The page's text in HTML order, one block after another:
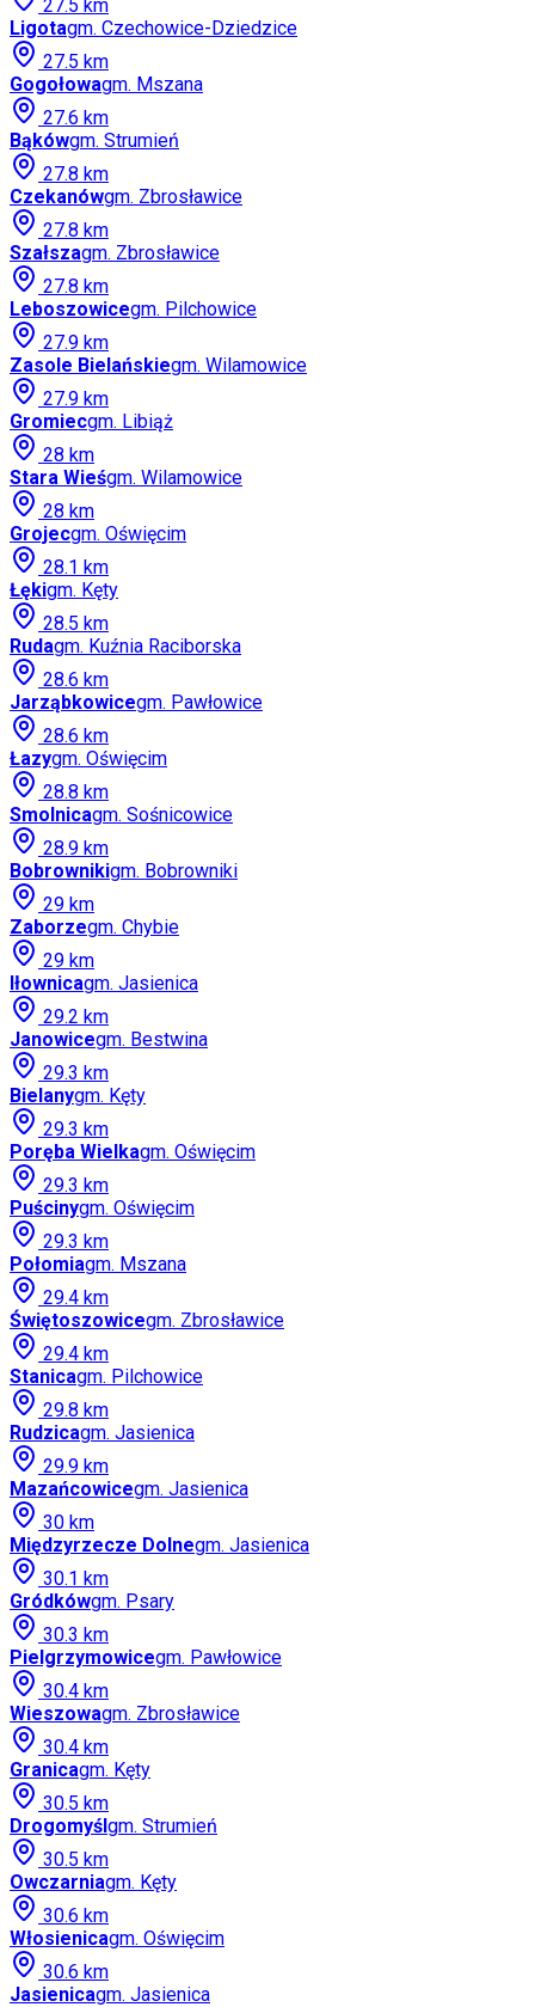
27.5 km
Ligotagm. Czechowice-Dziedzice
27.5 km
Gogołowagm. Mszana
27.6 km
Bąkówgm. Strumień
27.8 km
Czekanówgm. Zbrosławice
27.8 km
Szałszagm. Zbrosławice
27.8 km
Leboszowicegm. Pilchowice
27.9 km
Zasole Bielańskiegm. Wilamowice
27.9 km
Gromiecgm. Libiąż
28 km
Stara Wieśgm. Wilamowice
28 km
Grojecgm. Oświęcim
28.1 km
Łękigm. Kęty
28.5 km
Rudagm. Kuźnia Raciborska
28.6 km
Jarząbkowicegm. Pawłowice
28.6 km
Łazygm. Oświęcim
28.8 km
Smolnicagm. Sośnicowice
28.9 km
Bobrownikigm. Bobrowniki
29 km
Zaborzegm. Chybie
29 km
Iłownicagm. Jasienica
29.2 km
Janowicegm. Bestwina
29.3 km
Bielanygm. Kęty
29.3 km
Poręba Wielkagm. Oświęcim
29.3 km
Puścinygm. Oświęcim
29.3 km
Połomiagm. Mszana
29.4 km
Świętoszowicegm. Zbrosławice
29.4 km
Stanicagm. Pilchowice
29.8 km
Rudzicagm. Jasienica
29.9 km
Mazańcowicegm. Jasienica
30 km
Międzyrzecze Dolnegm. Jasienica
30.1 km
Gródkówgm. Psary
30.3 km
Pielgrzymowicegm. Pawłowice
30.4 km
Wieszowagm. Zbrosławice
30.4 km
Granicagm. Kęty
30.5 km
Drogomyślgm. Strumień
30.5 km
Owczarniagm. Kęty
30.6 km
Włosienicagm. Oświęcim
30.6 km
Jasienicagm. Jasienica